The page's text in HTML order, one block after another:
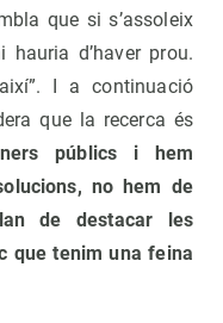
que si s’assoleix
d’haver prou.
I a continuació
que la recerca és
públics i hem
no hem de
de destacar les
que tenim una feina